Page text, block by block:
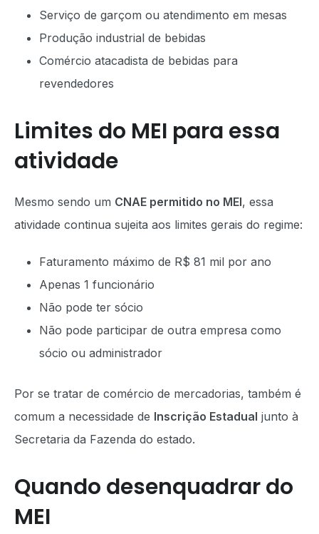
Serviço de garçom ou atendimento em mesas
Produção industrial de bebidas
Comércio atacadista de bebidas para
revendedores
Limites do MEI para essa
atividade
Mesmo sendo um CNAE permitido no MEI, essa
atividade continua sujeita aos limites gerais do regime:
Faturamento máximo de R$ 81 mil por ano
Apenas 1 funcionário
Não pode ter sócio
Não pode participar de outra empresa como
sócio ou administrador
Por se tratar de comércio de mercadorias, também é
comum a necessidade de Inscrição Estadual junto à
Secretaria da Fazenda do estado.
Quando desenquadrar do
MEI